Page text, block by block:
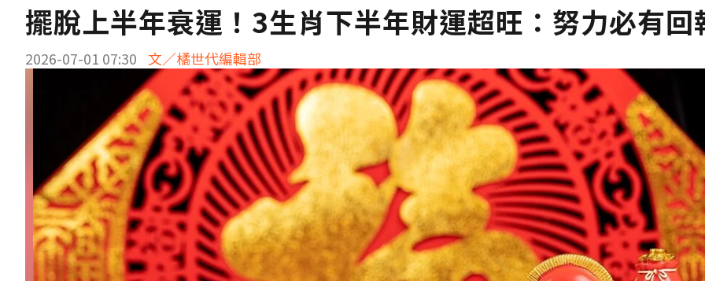
擺脫上半年衰運！3生肖下半年財運超旺：努力必有回
2026-07-01 07:30 文／橘世代編輯部